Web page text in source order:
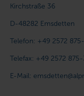
Kirchstraße 36
D-48282 Emsdetten
Telefon: +49 2572
Telefax: +49 2572 875-
E-Mail: